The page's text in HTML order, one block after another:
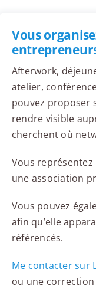
Vous
Afterwork,
atelier,
pouvez proposer
rendre visible
cherchent où
Vous représentez
une association
Vous pouvez
afin qu’elle
référencés.
Me contacter sur
ou une correction